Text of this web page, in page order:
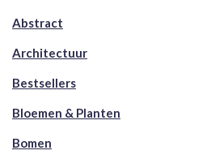
Abstract
Architectuur
Bestsellers
Bloemen & Planten
Bomen